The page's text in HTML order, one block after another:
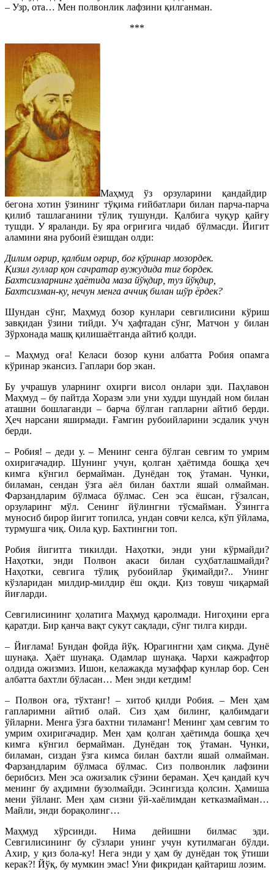
– Узр, ота… Мен полвонлик лафзини қилганман.
***
Маҳмуд ўз орзуларини қандайдир
бегона хотин ўзининг тўқима ғийбатлари билан парча-парча
қилиб ташлаганини тўлиқ тушунди. Қалбига чуқур қайғу
тушди. У яраланди. Бу яра оғриғига чидаб бўлмасди. Йигит
аламини яна рубоий ёзишдан олди:
Дилим оғрир, қалбим оғрир, боғ кўринар мозордек.
Қизил гуллар қон сачратар вужудида тиғ бордек.
Бахтсизларнинг ҳаётида маза йўқдир, туз йўқдир,
Бахтсизман-ку, нечун менга аччиқ билан шўр ёрдек?
Шундан сўнг, Маҳмуд бозор кунлари севгилисини кўриш
завқидан ўзини тийди. Уч ҳафтадан сўнг, Матчон у билан
Зўрхонада машқ қилишаётганда айтиб қолди.
– Маҳмуд оға! Келаси бозор куни албатта Робия опамга
кўринар экансиз. Гаплари бор экан.
Бу учрашув уларнинг охирги висол онлари эди. Паҳлавон
Маҳмуд – бу пайтда Хоразм эли уни худди шундай ном билан
аташни бошлаганди – барча бўлган гапларни айтиб берди.
Ҳеч нарсани яширмади. Ғамгин рубоийларини эсдалик учун
берди.
– Робия! – деди у. – Менинг сенга бўлган севгим то умрим
охиригачадир. Шунинг учун, қолган ҳаётимда бошқа ҳеч
кимга кўнгил бермайман. Дунёдан тоқ ўтаман. Чунки,
биламан, сендан ўзга аёл билан бахтли яшай олмайман.
Фарзандларим бўлмаса бўлмас. Сен эса ёшсан, гўзалсан,
орзуларинг мўл. Сенинг йўлингни тўсмайман. Ўзингга
муносиб бирор йигит топилса, ундан совчи келса, кўп ўйлама,
турмушга чиқ. Оила қур. Бахтингни топ.
Робия йигитга тикилди. Наҳотки, энди уни кўрмайди?
Наҳотки, энди Полвон акаси билан суҳбатлашмайди?
Наҳотки, севгига тўлиқ рубоийлар ўқимайди?.. Унинг
кўзларидан милдир-милдир ёш оқди. Қиз товуш чиқармай
йиғларди.
Севгилисининг ҳолатига Маҳмуд қаролмади. Нигоҳини ерга
қаратди. Бир қанча вақт сукут сақлади, сўнг тилга кирди.
– Йиғлама! Бундан фойда йўқ. Юрагингни ҳам сиқма. Дунё
шунақа. Ҳаёт шунақа. Одамлар шунақа. Чархи кажрафтор
олдида ожизмиз. Ишон, келажакда музаффар кунлар бор. Сен
албатта бахтли бўласан… Мен энди кетдим!
– Полвон оға, тўхтанг! – хитоб қилди Робия. – Мен ҳам
гапларимни айтиб олай. Сиз ҳам билинг, қалбимдаги
ўйларни. Менга ўзга бахтни тиламанг! Менинг ҳам севгим то
умрим охиригачадир. Мен ҳам қолган ҳаётимда бошқа ҳеч
кимга кўнгил бермайман. Дунёдан тоқ ўтаман. Чунки,
биламан, сиздан ўзга кимса билан бахтли яшай олмайман.
Фарзандларим бўлмаса бўлмас. Сиз полвонлик лафзини
берибсиз. Мен эса ожизалик сўзини бераман. Ҳеч қандай куч
менинг бу аҳдимни бузолмайди. Эсингизда қолсин. Ҳамиша
мени ўйланг. Мен ҳам сизни ўй-хаёлимдан кетказмайман…
Майли, энди борақолинг…
Маҳмуд хўрсинди. Нима дейишни билмас эди.
Севгилисининг бу сўзлари унинг учун кутилмаган бўлди.
Ахир, у қиз бола-ку! Нега энди у ҳам бу дунёдан тоқ ўтиши
керак?! Йўқ, бу мумкин эмас! Уни фикридан қайтариш лозим.